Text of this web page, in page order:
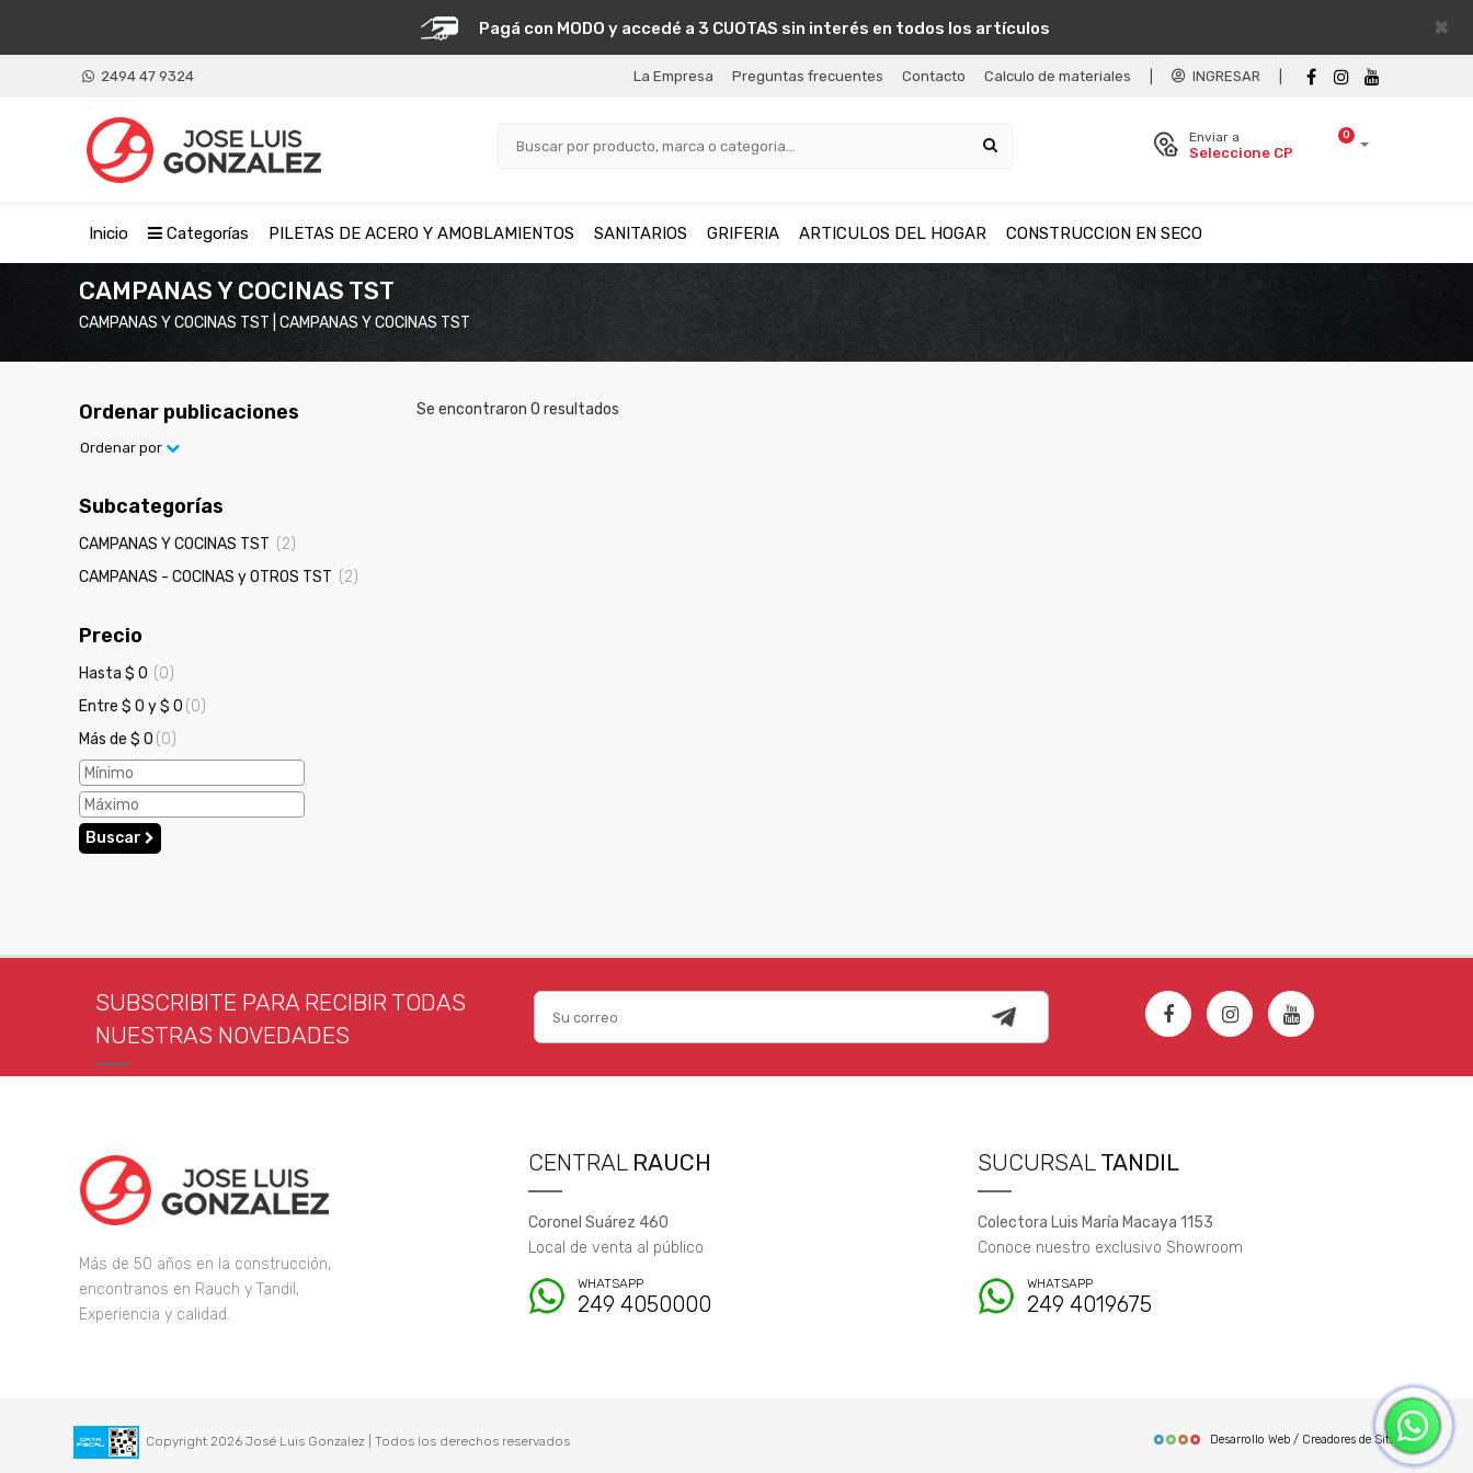
×
Pagá con MODO y accedé a 3 CUOTAS sin interés en todos los artículos
2494 47 9324 La Empresa Preguntas frecuentes Contacto Calculo de materiales INGRESAR
0
Enviar a
Seleccione CP
Inicio Categorías PILETAS DE ACERO Y AMOBLAMIENTOS SANITARIOS GRIFERIA ARTICULOS DEL HOGAR CONSTRUCCION EN SECO
CAMPANAS Y COCINAS TST
CAMPANAS Y COCINAS TST | CAMPANAS Y COCINAS TST
Ordenar publicaciones
Ordenar por
Subcategorías
CAMPANAS Y COCINAS TST (2)
CAMPANAS - COCINAS y OTROS TST (2)
Precio
Hasta $ 0 (0)
Entre $ 0 y $ 0 (0)
Más de $ 0 (0)
Buscar
Se encontraron 0 resultados
SUBSCRIBITE PARA RECIBIR TODAS
NUESTRAS NOVEDADES
Más de 50 años en la construcción,
encontranos en Rauch y Tandil,
Experiencia y calidad.
CENTRAL RAUCH
Coronel Suárez 460
Local de venta al público
WHATSAPP
249 4050000
SUCURSAL TANDIL
Colectora Luis María Macaya 1153
Conoce nuestro exclusivo Showroom
WHATSAPP
249 4019675
Copyright 2026 José Luis Gonzalez | Todos los derechos reservados Desarrollo Web / Creadores de Sitios